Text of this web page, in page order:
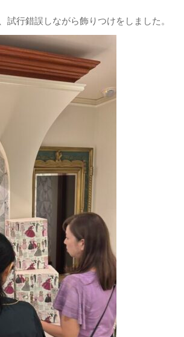
行錯誤しながら飾りつけをしました。